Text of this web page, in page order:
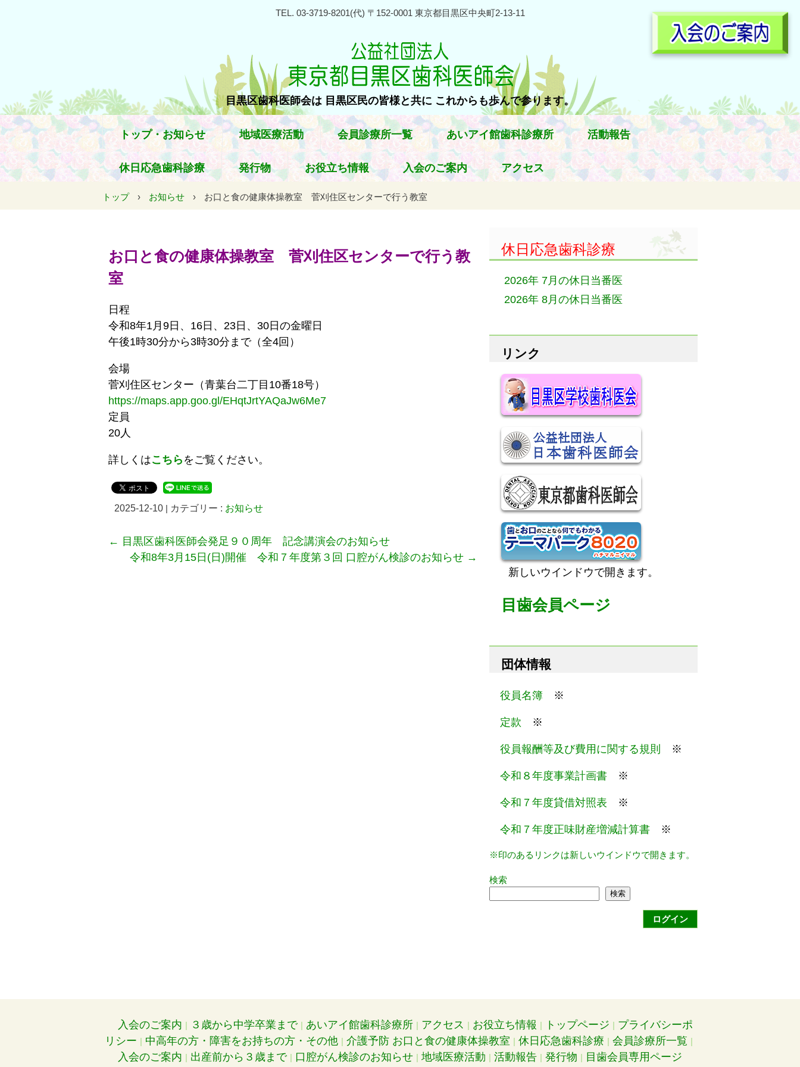
TEL. 03-3719-8201(代) 〒152-0001 東京都目黒区中央町2-13-11
目黒区歯科医師会は 目黒区民の皆様と共に これからも歩んで参ります。
トップ・お知らせ 地域医療活動 会員診療所一覧 あいアイ館歯科診療所 活動報告
休日応急歯科診療 発行物 お役立ち情報 入会のご案内 アクセス
トップ › お知らせ › お口と食の健康体操教室 菅刈住区センターで行う教室
お口と食の健康体操教室 菅刈住区センターで行う教
室
日程
令和8年1月9日、16日、23日、30日の金曜日
午後1時30分から3時30分まで（全4回）
会場
菅刈住区センター（青葉台二丁目10番18号）
https://maps.app.goo.gl/EHqtJrtYAQaJw6Me7
定員
20人
詳しくはこちら をご覧ください。
2025-12-10 | カテゴリー : お知らせ
← 目黒区歯科医師会発足９０周年 記念講演会のお知らせ
令和8年3月15日(日)開催 令和７年度第３回 口腔がん検診のお知らせ →
休日応急歯科診療
2026年 7月の休日当番医
2026年 8月の休日当番医
リンク
新しいウインドウで開きます。
目歯会員ページ
団体情報
役員名簿 ※
定款 ※
役員報酬等及び費用に関する規則 ※
令和８年度事業計画書 ※
令和７年度貸借対照表 ※
令和７年度正味財産増減計算書 ※
※印のあるリンクは新しいウインドウで開きます。
検索
検索
ログイン
入会のご案内 ３歳から中学卒業まで あいアイ館歯科診療所 アクセス お役立ち情報 トップページ
プライバシーポ
リシー
中高年の方・障害をお持ちの方・その他 介護予防 お口と食の健康体操教室 休日応急歯科診療
会員診療所一覧
入会のご案内
出産前から３歳まで 口腔がん検診のお知らせ 地域医療活動 活動報告 発行物 目歯会員専用ページ